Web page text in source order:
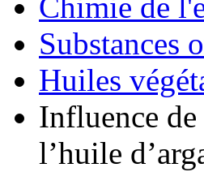
Chimie de
Substances
Huiles
Influence
l’huile